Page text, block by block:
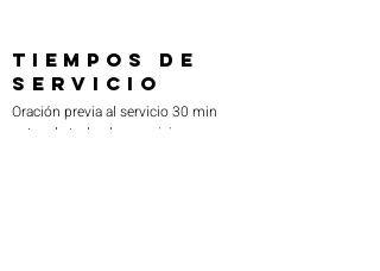
TIEMPOS DE
SERVICIO
Oración previa al servicio 30 min
antes de todos los servicios